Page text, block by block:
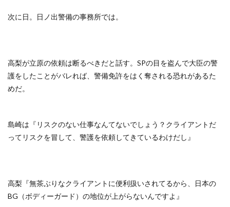
次に日。日ノ出警備の事務所では。
高梨が立原の依頼は断るべきだと話す。SPの目を盗んで大臣の警
護をしたことがバレれば、警備免許をはく奪される恐れがあるた
めだ。
島崎は『リスクのない仕事なんてないでしょう？クライアントだ
ってリスクを冒して、警護を依頼してきているわけだし』
高梨『無茶ぶりなクライアントに便利扱いされてるから、日本の
BG（ボディーガード）の地位が上がらないんですよ』